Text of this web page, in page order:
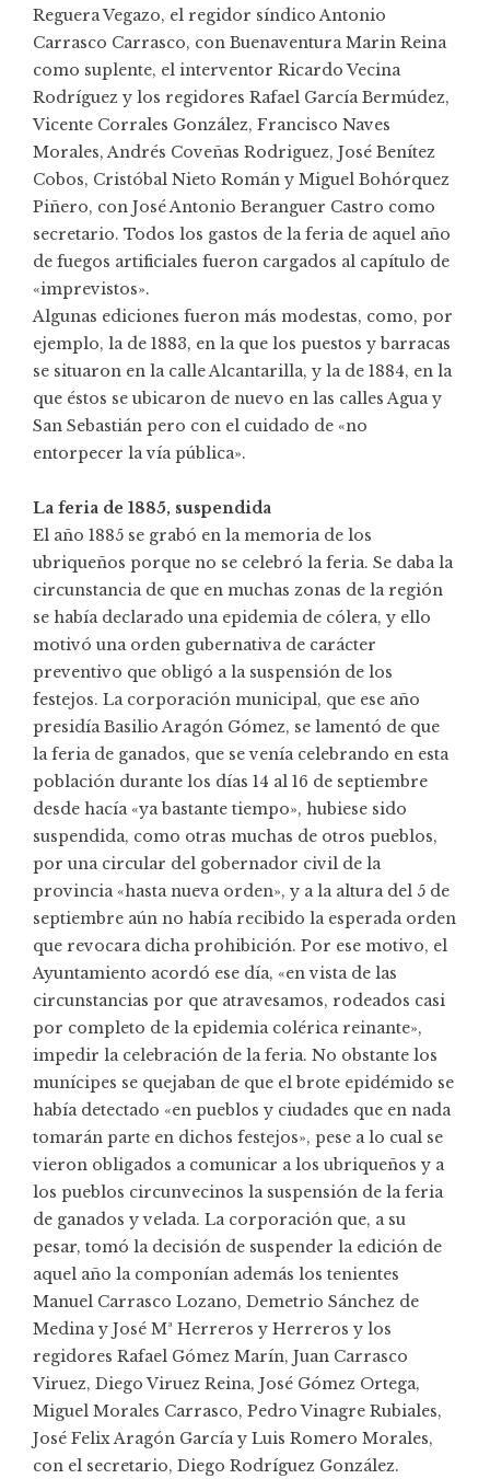
Reguera Vegazo, el regidor síndico Antonio
Carrasco Carrasco, con Buenaventura Marin Reina
como suplente, el interventor Ricardo Vecina
Rodríguez y los regidores Rafael García Bermúdez,
Vicente Corrales González, Francisco Naves
Morales, Andrés Coveñas Rodriguez, José Benítez
Cobos, Cristóbal Nieto Román y Miguel Bohórquez
Piñero, con José Antonio Beranguer Castro como
secretario. Todos los gastos de la feria de aquel año
de fuegos artificiales fueron cargados al capítulo de
«imprevistos».
Algunas ediciones fueron más modestas, como, por
ejemplo, la de 1883, en la que los puestos y barracas
se situaron en la calle Alcantarilla, y la de 1884, en la
que éstos se ubicaron de nuevo en las calles Agua y
San Sebastián pero con el cuidado de «no
entorpecer la vía pública».
La feria de 1885, suspendida
El año 1885 se grabó en la memoria de los
ubriqueños porque no se celebró la feria. Se daba la
circunstancia de que en muchas zonas de la región
se había declarado una epidemia de cólera, y ello
motivó una orden gubernativa de carácter
preventivo que obligó a la suspensión de los
festejos. La corporación municipal, que ese año
presidía Basilio Aragón Gómez, se lamentó de que
la feria de ganados, que se venía celebrando en esta
población durante los días 14 al 16 de septiembre
desde hacía «ya bastante tiempo», hubiese sido
suspendida, como otras muchas de otros pueblos,
por una circular del gobernador civil de la
provincia «hasta nueva orden», y a la altura del 5 de
septiembre aún no había recibido la esperada orden
que revocara dicha prohibición. Por ese motivo, el
Ayuntamiento acordó ese día, «en vista de las
circunstancias por que atravesamos, rodeados casi
por completo de la epidemia colérica reinante»,
impedir la celebración de la feria. No obstante los
munícipes se quejaban de que el brote epidémido se
había detectado «en pueblos y ciudades que en nada
tomarán parte en dichos festejos», pese a lo cual se
vieron obligados a comunicar a los ubriqueños y a
los pueblos circunvecinos la suspensión de la feria
de ganados y velada. La corporación que, a su
pesar, tomó la decisión de suspender la edición de
aquel año la componían además los tenientes
Manuel Carrasco Lozano, Demetrio Sánchez de
Medina y José Mª Herreros y Herreros y los
regidores Rafael Gómez Marín, Juan Carrasco
Viruez, Diego Viruez Reina, José Gómez Ortega,
Miguel Morales Carrasco, Pedro Vinagre Rubiales,
José Felix Aragón García y Luis Romero Morales,
con el secretario, Diego Rodríguez González.